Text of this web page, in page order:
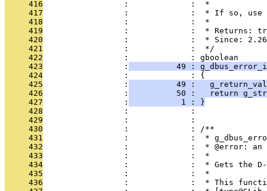
     416
                 :             :  *
     417
:             :  * If so,
     418
                 :             :  *
     419
:             :  * Returns:
     420
                 :             :  * Since: 2.26
     421
                 :             :  */
     422
                 :             : gboolean
     423
                 :
49 :
     424
                 :             : {
     425
                 :
49 :
     426
                 :
50 :   return
     427
                 :
           1 : }
     428
                 :             :
     429
                 :             :
     430
                 :             : /**
     431
:             :  *
     432
:             :  * @error: an
     433
                 :             :  *
     434
:             :  * Gets the
     435
                 :             :  *
     436
:             :  * This